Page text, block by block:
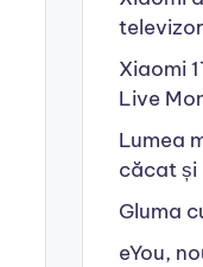
Xiaomi
Live
Lumea
căcat și
Gluma
eYou,